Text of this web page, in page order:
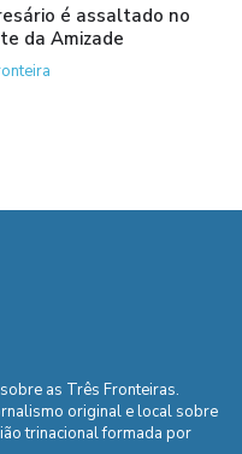
é assaltado no
da Amizade
as Três Fronteiras.
original e local sobre
trinacional formada por